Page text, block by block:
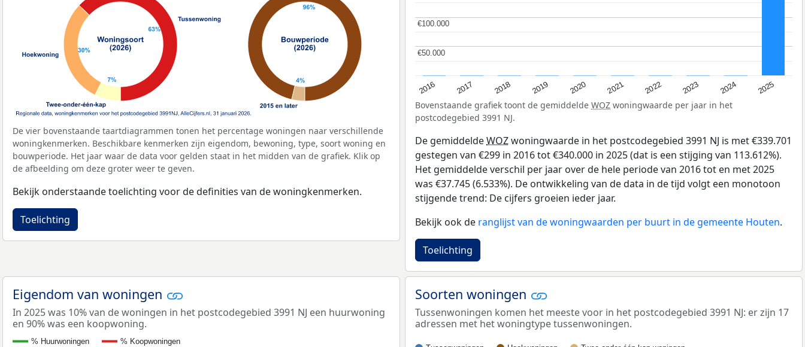
De vier bovenstaande taartdiagrammen tonen het percentage woningen naar verschillende
woningkenmerken. Beschikbare kenmerken zijn eigendom, bewoning, type, soort woning en
bouwperiode. Het jaar waar de data voor gelden staat in het midden van de grafiek. Klik op
de afbeelding om deze groter weer te geven.
Bekijk onderstaande toelichting voor de definities van de woningkenmerken.
Toelichting
2016 2017 2018 2019 2020 2021 2022 2023 2024 2025
€50.000
€50.000
€100.000
€100.000
Bovenstaande grafiek toont de gemiddelde WOZ woningwaarde per jaar in het
postcodegebied 3991 NJ.
De gemiddeldeWOZwoningwaarde in het postcodegebied 3991 NJ is met €339.701
gestegen van €299 in 2016 tot €340.000 in 2025 (dat is een stijging van 113.612%).
Het gemiddelde verschil per jaar over de hele periode van 2016 tot en met 2025
was €37.745 (6.533%). De ontwikkeling van de data in de tijd volgt een monotoon
stijgende trend: De cijfers groeien ieder jaar.
Bekijk ook de ranglijst van de woningwaarden per buurt in de gemeente Houten.
Toelichting
Eigendom van woningen
In 2025 was 10% van de woningen in het postcodegebied 3991 NJ een huurwoning
en 90% was een koopwoning.
% Huurwoningen % Koopwoningen
Soorten woningen
Tussenwoningen komen het meeste voor in het postcodegebied 3991 NJ: er zijn 17
adressen met het woningtype tussenwoningen.